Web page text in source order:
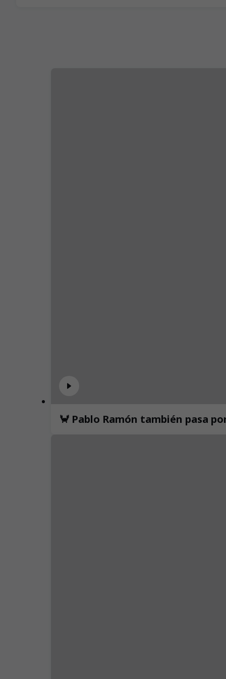
🦀 Pablo Ramón también pasa